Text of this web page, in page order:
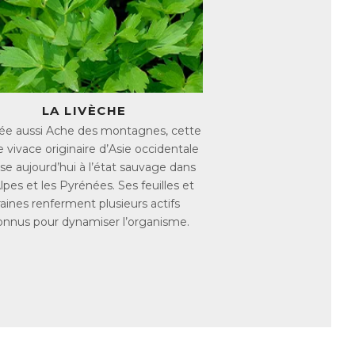
Ses propriétés adaptogènes aident
baisse de libido et du tonus sexuel.
tonus sexuel
en extraits végétaux, en
la vitalité sexuelle :
sang
à l’action antioxydante
défense
LA LIVÈCHE
aussi Ache des montagnes, cette
vivace originaire d’Asie occidentale
aujourd’hui à l’état sauvage dans
et les Pyrénées. Ses feuilles et
renferment plusieurs actifs
pour dynamiser l’organisme.